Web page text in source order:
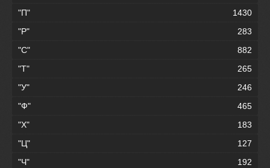
"П"
1430
"Р"
283
"С"
882
"Т"
265
"У"
246
"Ф"
465
"Х"
183
"Ц"
127
"Ч"
192